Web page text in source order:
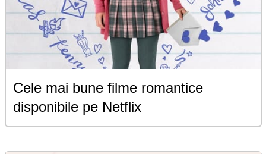
Cele mai bune filme romantice
disponibile pe Netflix